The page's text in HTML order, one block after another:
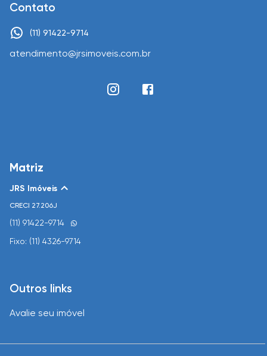
Contato
(11) 91422-9714
atendimento@jrsimoveis.com.br
Matriz
JRS Imóveis
CRECI 27.206J
(11) 91422-9714
Fixo: (11) 4326-9714
Outros links
Avalie seu imóvel